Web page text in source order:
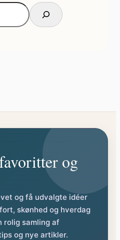
og
og få udvalgte idéer
skønhed og hverdag
rolig samling af
og nye artikler.